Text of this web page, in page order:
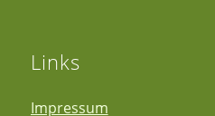
Links
Impressum